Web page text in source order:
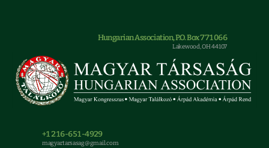
Hungarian Association, P.O. Box 771066
Lakewood, OH 44107
+1 216-651-4929
magyar.tarsasag@gmail.com